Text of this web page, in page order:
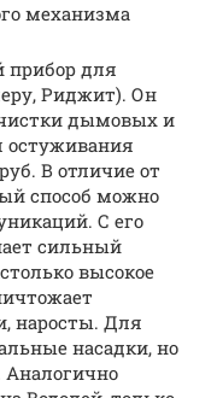
механизма
прибор для
Риджит). Он
дымовых и
В отличие от
способ можно
С его
сильный
высокое
наросты. Для
насадки, но
Аналогично